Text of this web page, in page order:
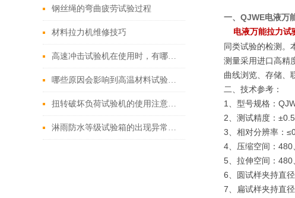
钢丝绳的弯曲疲劳试验过程
材料拉力机维修技巧
高速冲击试验机在使用时，有哪些注意的地方
哪些原因会影响到高温材料试验机的结果
扭转破坏负荷试验机的使用注意事项有哪些
淋雨防水等级试验箱的出现异常怎样解决
一、 QJWE电液万
电液万能拉力试
同类试验的检测。
测量采用进口高精
曲线浏览、存储、
二、技术参考：
1、型号规格：
2、测试精度：
3、相对分辨率：
4、压缩空间：
5、拉伸空间：
6、圆试样夹持直
7、扁试样夹持直